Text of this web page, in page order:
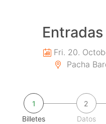
Fri. 20.
Pacha
1
Billetes
2
Datos